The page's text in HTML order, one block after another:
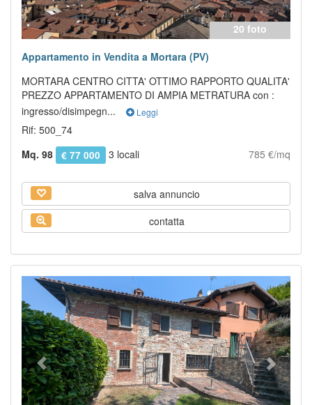
20 foto
Appartamento in Vendita a Mortara (PV)
MORTARA CENTRO CITTA' OTTIMO RAPPORTO QUALITA'
PREZZO APPARTAMENTO DI AMPIA METRATURA con :
ingresso/disimpegn...
Leggi
Rif: 500_74
Mq. 98
€ 77 000 3 locali 785 €/mq
salva annuncio
contatta
Previous Next